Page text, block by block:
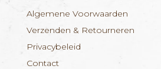
Algemene Voorwaarden
Verzenden & Retourneren
Privacybeleid
Contact